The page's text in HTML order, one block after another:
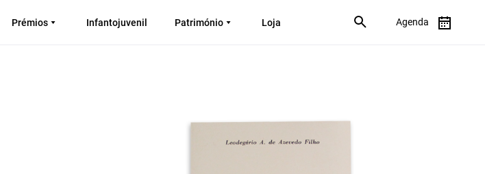
Prémios Infantojuvenil Património Loja Agenda